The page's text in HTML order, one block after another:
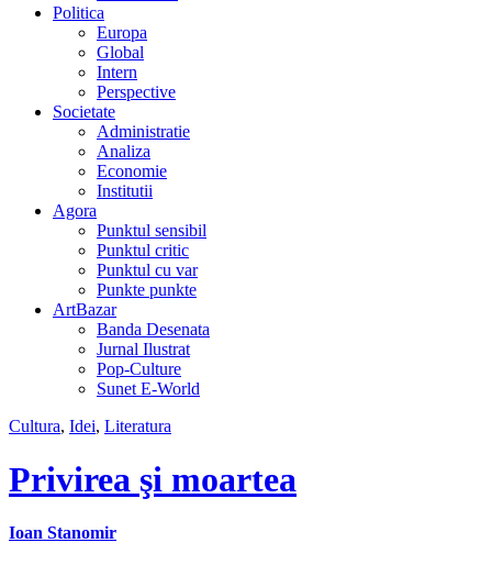
Politica
Europa
Global
Intern
Perspective
Societate
Administratie
Analiza
Economie
Institutii
Agora
Punktul sensibil
Punktul critic
Punktul cu var
Punkte punkte
ArtBazar
Banda Desenata
Jurnal Ilustrat
Pop-Culture
Sunet E-World
Cultura, Idei, Literatura
Privirea şi moartea
Ioan Stanomir